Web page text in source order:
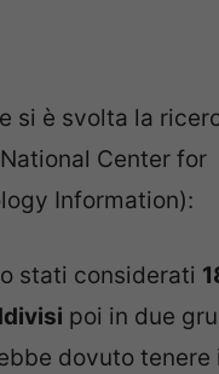
si è svolta la
Center for
Information):
stati considerati
poi in due
dovuto tenere